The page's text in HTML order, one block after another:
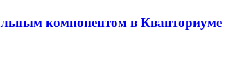
компонентом в Кванториуме